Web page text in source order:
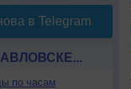
в Telegram
по часам